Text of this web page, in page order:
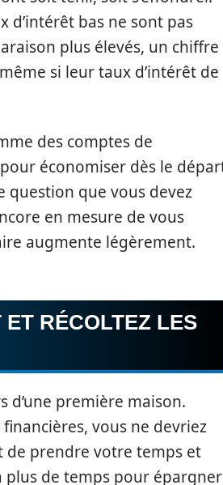
d’intérêt bas ne sont pas
plus élevés, un chiffre
si leur taux d’intérêt de
des comptes de
économiser dès le
question que vous devez
en mesure de vous
augmente légèrement.
RÉCOLTEZ LES
d’une première maison.
vous ne devriez
de prendre votre temps et
plus de temps pour épargner